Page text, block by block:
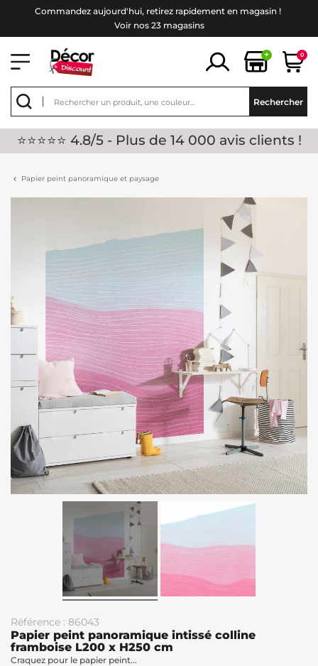
Commandez aujourd'hui, retirez rapidement en magasin !
Voir nos 23 magasins
+ 0
Rechercher
⭐⭐⭐⭐⭐ 4.8/5 - Plus de 14 000 avis clients !
Papier peint panoramique et paysage
Référence : 86043
Papier peint panoramique intissé colline
framboise L200 x H250 cm
Craquez pour le papier peint...